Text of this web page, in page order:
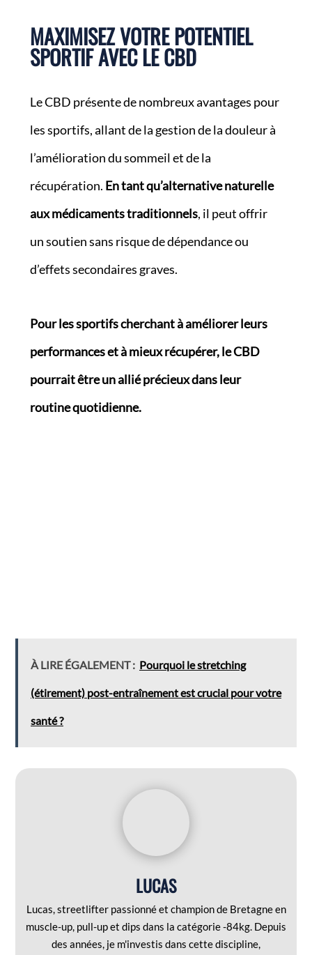
MAXIMISEZ VOTRE POTENTIEL
SPORTIF AVEC LE CBD
Le CBD présente de nombreux avantages pour
les sportifs, allant de la gestion de la douleur à
l’amélioration du sommeil et de la
récupération. En tant qu’alternative naturelle
aux médicaments traditionnels, il peut offrir
un soutien sans risque de dépendance ou
d’effets secondaires graves.
Pour les sportifs cherchant à améliorer leurs
performances et à mieux récupérer, le CBD
pourrait être un allié précieux dans leur
routine quotidienne.
À LIRE ÉGALEMENT : Pourquoi le stretching
(étirement) post-entraînement est crucial pour votre
santé ?
LUCAS
Lucas, streetlifter passionné et champion de Bretagne en
muscle-up, pull-up et dips dans la catégorie -84kg. Depuis
des années, je m'investis dans cette discipline,